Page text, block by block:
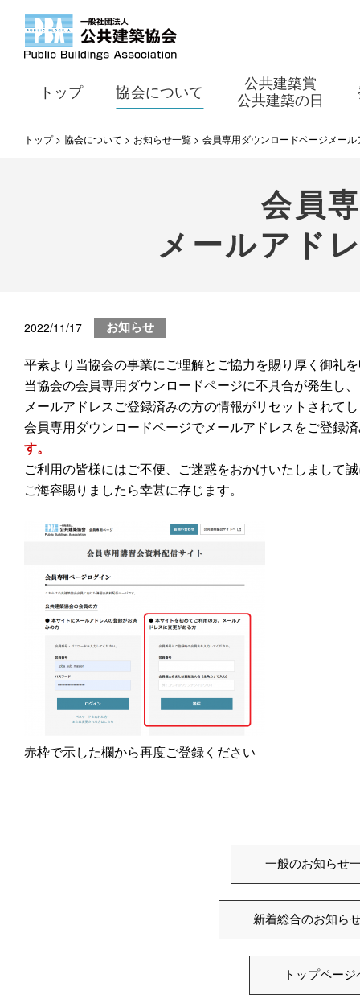
トップ 協会について
公共建築賞
公共建築の日
トップ 協会について お知らせ一覧 会員専用ダウンロードページメー
会員
メールアド
2022/11/17 お知らせ
平素より当協会の事業にご理解とご協力を賜り厚く御礼
当協会の会員専用ダウンロードページに不具合が発生し、
メールアドレスご登録済みの方の情報がリセットされて
会員専用ダウンロードページでメールアドレスをご登録
す。
ご利用の皆様にはご不便、ご迷惑をおかけいたしまして
ご海容賜りましたら幸甚に存じます。
赤枠で示した欄から再度ご登録ください
一般のお知らせ
新着総合のお知ら
トップページ